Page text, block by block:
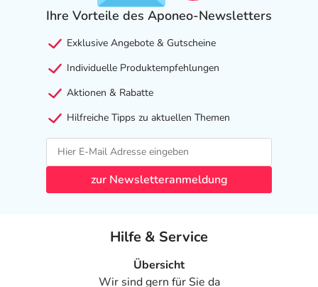
Ihre Vorteile des Aponeo-Newsletters
Exklusive Angebote & Gutscheine
Individuelle Produktempfehlungen
Aktionen & Rabatte
Hilfreiche Tipps zu aktuellen Themen
zur Newsletteranmeldung
Hilfe & Service
Übersicht
Wir sind gern für Sie da